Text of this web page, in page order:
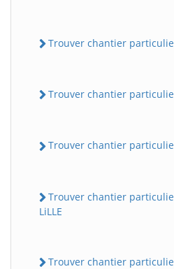
Trouver chantier
Trouver chantier particulier
Trouver chantier
Trouver chantier
LiLLE
Trouver chantier